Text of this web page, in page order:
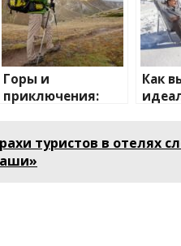
Горы и
приключения:
активного
отдыха
Как
туристов в отелях